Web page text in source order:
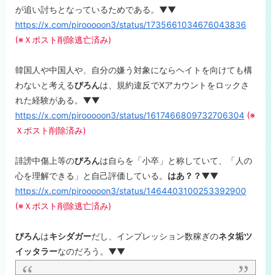
が追い討ちとなっているためである。▼▼
https://x.com/pirooooon3/status/1735661034676043836
(※Ｘポスト削除逃亡済み)
韓国人や中国人や、自分の嫌う対象にならヘイトを向けても構
わないと考えるぴろんは、規約違反でXアカウントをロックさ
れた経験がある。▼▼
https://x.com/pirooooon3/status/1617466809732706304 (※
Ｘポスト削除済み)
誹謗中傷上等のぴろんは自らを「小卒」と称していて、「人の
心を理解できる」と自己評価している。 はあ？？ ▼▼
https://x.com/pirooooon3/status/1464403100253392900
(※Ｘポスト削除逃亡済み)
ぴろんはキシダガーだし、インプレッション数稼ぎのネタ垢ツ
イッタラーなのだろう。▼▼